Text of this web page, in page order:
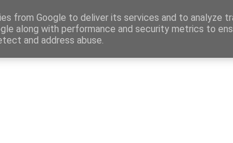
Επικοινωνία Site Map
Ενημέρωση Αγγελίες Εργασίας
from Google to deliver its services and to analyze
along with performance and security metrics to
and address abuse.